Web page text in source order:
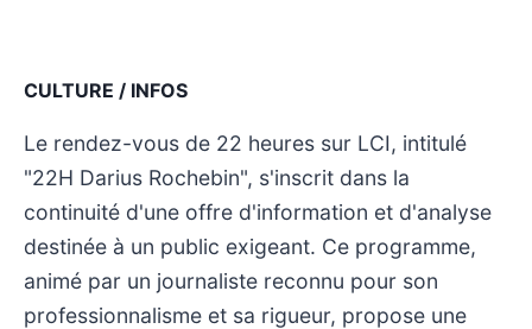
CULTURE / INFOS
Le rendez-vous de 22 heures sur LCI, intitulé
"22H Darius Rochebin", s'inscrit dans la
continuité d'une offre d'information et d'analyse
destinée à un public exigeant. Ce programme,
animé par un journaliste reconnu pour son
professionnalisme et sa rigueur, propose une